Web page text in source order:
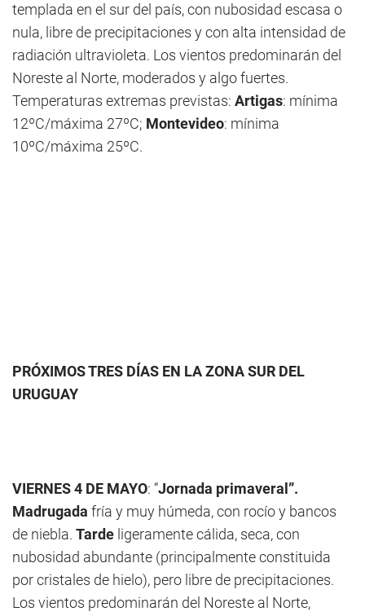
templada en el sur del país, con nubosidad escasa o
nula, libre de precipitaciones y con alta intensidad de
radiación ultravioleta. Los vientos predominarán del
Noreste al Norte, moderados y algo fuertes.
Temperaturas extremas previstas: Artigas: mínima
12ºC/máxima 27ºC; Montevideo: mínima
10ºC/máxima 25ºC.
PRÓXIMOS TRES DÍAS EN LA ZONA SUR DEL
URUGUAY
VIERNES 4 DE MAYO: “Jornada primaveral”.
Madrugada fría y muy húmeda, con rocío y bancos
de niebla. Tarde ligeramente cálida, seca, con
nubosidad abundante (principalmente constituida
por cristales de hielo), pero libre de precipitaciones.
Los vientos predominarán del Noreste al Norte,